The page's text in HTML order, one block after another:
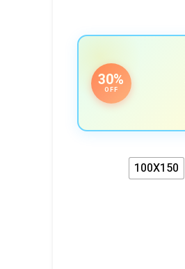
30%
OFF
100X150